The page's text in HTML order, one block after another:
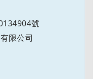
號
限公司